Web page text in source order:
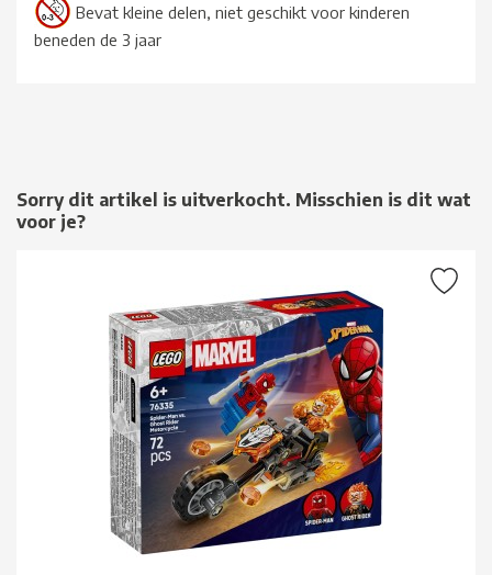
Bevat kleine delen, niet geschikt voor kinderen
beneden de 3 jaar
Sorry dit artikel is uitverkocht. Misschien is dit wat
voor je?